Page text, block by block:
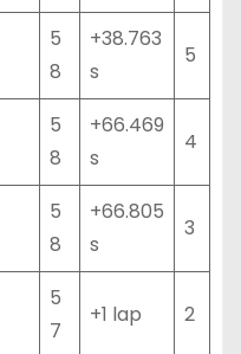
5
8
+38.763
s
5
5
8
+66.469
s
4
5
8
+66.805
s
3
5
7
+1 lap 2